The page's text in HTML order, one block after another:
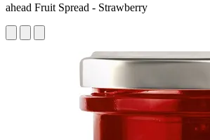
ahead Fruit Spread - Strawberry